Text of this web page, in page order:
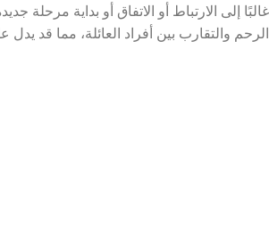
غالبًا إلى الارتباط أو الاتفاق أو بداية
الرحم والتقارب بين أفراد العائلة، مما قد